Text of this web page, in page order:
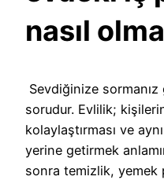
nasıl
Sevdiğinize
sorudur. Evlilik;
kolaylaştırması ve
yerine getirmek
sonra temizlik, yemek